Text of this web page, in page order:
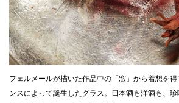
フェルメールが描いた作品中の「窓」から着想を
ンスによって誕生したグラス。日本酒も洋酒も、